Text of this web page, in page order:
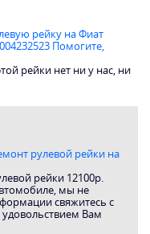
рейку на Фиат
Помогите,
рейки нет ни у нас, ни
рулевой рейки на
рейки 12100р.
мы не
свяжитесь с
Вам